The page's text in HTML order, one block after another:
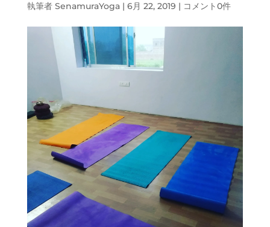
執筆者 SenamuraYoga| 6月 22, 2019 | コメント0件